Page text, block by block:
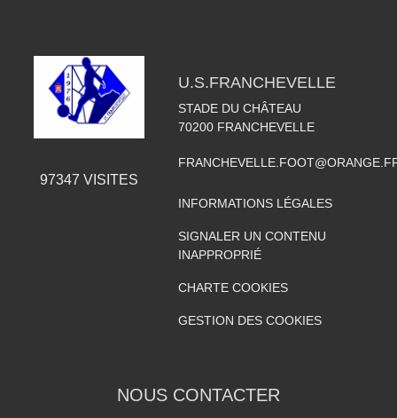
97347 VISITES
U.S.FRANCHEVELLE
STADE DU CHÂTEAU
70200 FRANCHEVELLE
INFORMATIONS LÉGALES
SIGNALER UN CONTENU
INAPPROPRIÉ
CHARTE COOKIES
GESTION DES COOKIES
NOUS CONTACTER